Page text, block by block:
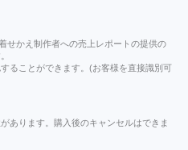
せかえ制作者への売上レポートの提供の
ることができます。(お客様を直接識別可
あります。購入後のキャンセルはできま